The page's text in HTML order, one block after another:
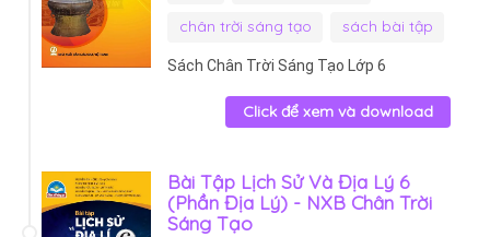
chân trời sáng tạo
sách bài tập
Sách Chân Trời Sáng Tạo Lớp 6
Click để xem và download
Bài Tập Lịch Sử Và Địa Lý 6
(Phần Địa Lý) - NXB Chân Trời
Sáng Tạo